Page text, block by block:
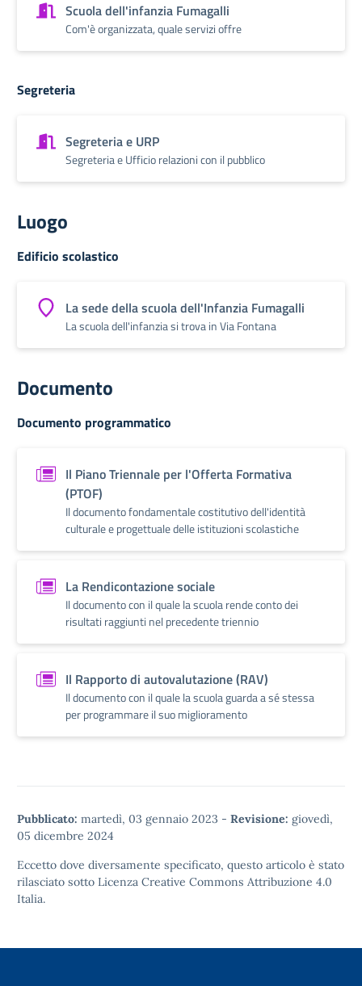
Scuola dell'infanzia Fumagalli
Com'è organizzata, quale servizi offre
Segreteria
Segreteria e URP
Segreteria e Ufficio relazioni con il pubblico
Luogo
Edificio scolastico
La sede della scuola dell'Infanzia Fumagalli
La scuola dell'infanzia si trova in Via Fontana
Documento
Documento programmatico
Il Piano Triennale per l'Offerta Formativa
(PTOF)
Il documento fondamentale costitutivo dell'identità
culturale e progettuale delle istituzioni scolastiche
La Rendicontazione sociale
Il documento con il quale la scuola rende conto dei
risultati raggiunti nel precedente triennio
Il Rapporto di autovalutazione (RAV)
Il documento con il quale la scuola guarda a sé stessa
per programmare il suo miglioramento
Pubblicato: martedì, 03 gennaio 2023 - Revisione: giovedì,
05 dicembre 2024
Eccetto dove diversamente specificato, questo articolo è stato
rilasciato sotto Licenza Creative Commons Attribuzione 4.0
Italia.